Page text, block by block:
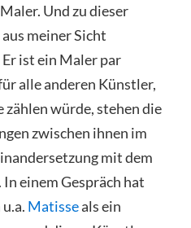
Und zu dieser
meiner Sicht
Er ist ein Maler par
alle anderen Künstler,
zählen würde, stehen die
zwischen ihnen im
mit dem
einem Gespräch hat
Matisseals ein